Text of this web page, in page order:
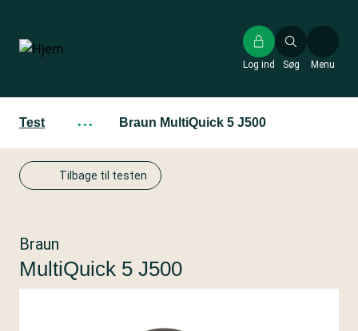
hovedindhold
Søg
Log ind Menu
Test ··· Braun MultiQuick 5 J500
Tilbage til testen
Braun
MultiQuick 5 J500